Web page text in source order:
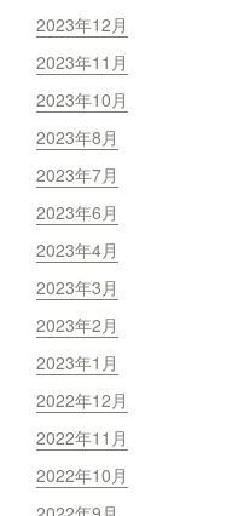
2023年12月
2023年11月
2023年10月
2023年8月
2023年7月
2023年6月
2023年4月
2023年3月
2023年2月
2023年1月
2022年12月
2022年11月
2022年10月